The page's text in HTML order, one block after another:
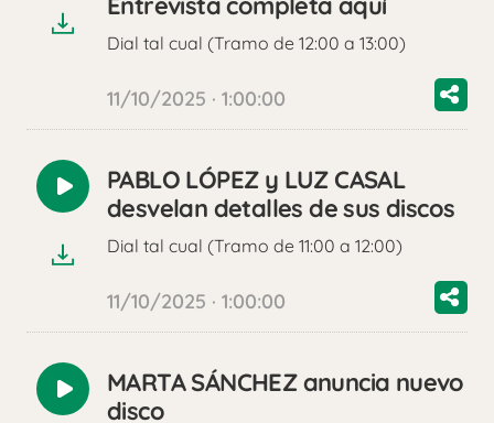
Dial tal cual (Tramo de 12:00 a 13:00)
11/10/2025 · 1:00:00
Reproducir
audio
PABLO LÓPEZ y LUZ CASAL
desvelan detalles de sus discos
Dial tal cual (Tramo de 11:00 a 12:00)
11/10/2025 · 1:00:00
Reproducir
MARTA SÁNCHEZ anuncia nuevo
disco